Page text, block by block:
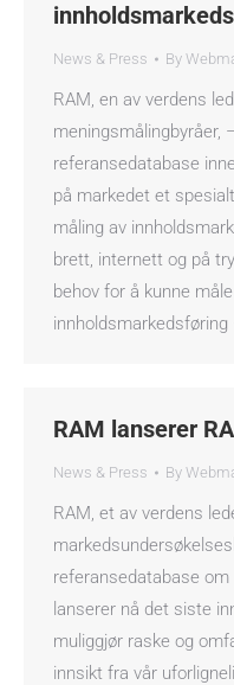
News & Press By
RAM, en av verdens
meningsmålingbyråer,
referansedatabase
på markedet et
måling av
brett, internett og på
behov for å kunne
RAM lanserer
News & Press By
RAM, et av verdens
referansedatabase om
lanserer nå det siste
muliggjør raske og
innsikt fra vår